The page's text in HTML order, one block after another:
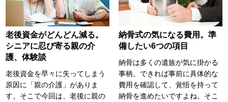
老後資金がどんどん減る。
シニアに忍び寄る親の介
護、体験談
老後資金を早々に失ってしまう
原因に「親の介護」がありま
す。そこで今回は、老後に親の
納骨式の気になる費用。準
備したい6つの項目
納骨は多くの遺族が気に掛かる
事柄。できれば事前に具体的な
費用を確認して、覚悟を持って
納骨を進めたいですよね。そこ